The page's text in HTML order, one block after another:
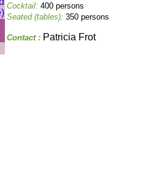
Cocktail: 400 persons
Seated (tables): 350 persons
Contact : Patricia Frot